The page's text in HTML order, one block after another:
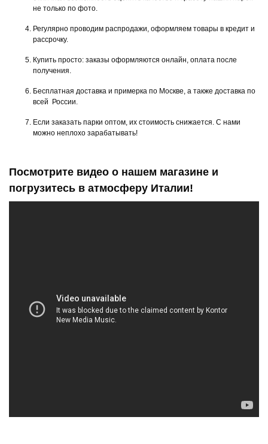
не только по фото.
Регулярно проводим распродажи, оформляем товары в кредит и
рассрочку.
Купить просто: заказы оформляются онлайн, оплата после
получения.
Бесплатная доставка и примерка по Москве, а также доставка по
всей России.
Если заказать парки оптом, их стоимость снижается. С нами
можно неплохо зарабатывать!
Посмотрите видео о нашем магазине и
погрузитесь в атмосферу Италии!